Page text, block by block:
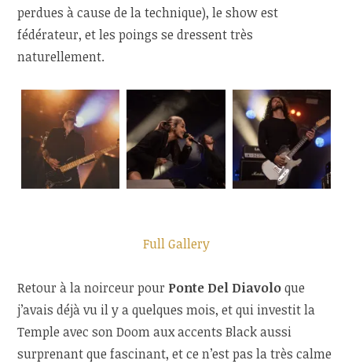
perdues à cause de la technique), le show est
fédérateur, et les poings se dressent très
naturellement.
Full Gallery
Retour à la noirceur pour Ponte Del Diavoloque
j’avais déjà vu il y a quelques mois, et qui investit la
Temple avec son Doom aux accents Black aussi
surprenant que fascinant, et ce n’est pas la très calme